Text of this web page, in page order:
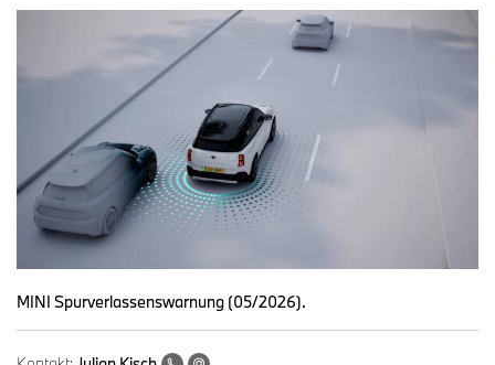
MINI Spurverlassenswarnung (05/2026).